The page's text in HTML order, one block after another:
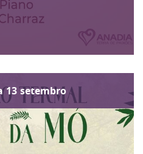
13 setembro